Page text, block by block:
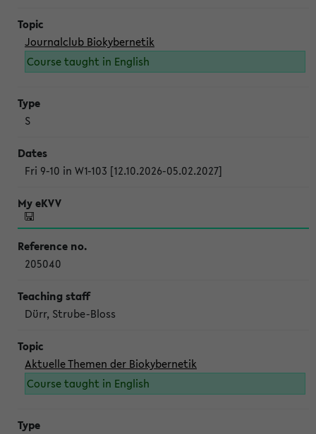
Journalclub Biokybernetik
Course taught in English
S
Fri 9-10 in W1-103 [12.10.2026-05.02.2027]
205040
Dürr, Strube-Bloss
Aktuelle Themen der Biokybernetik
Course taught in English